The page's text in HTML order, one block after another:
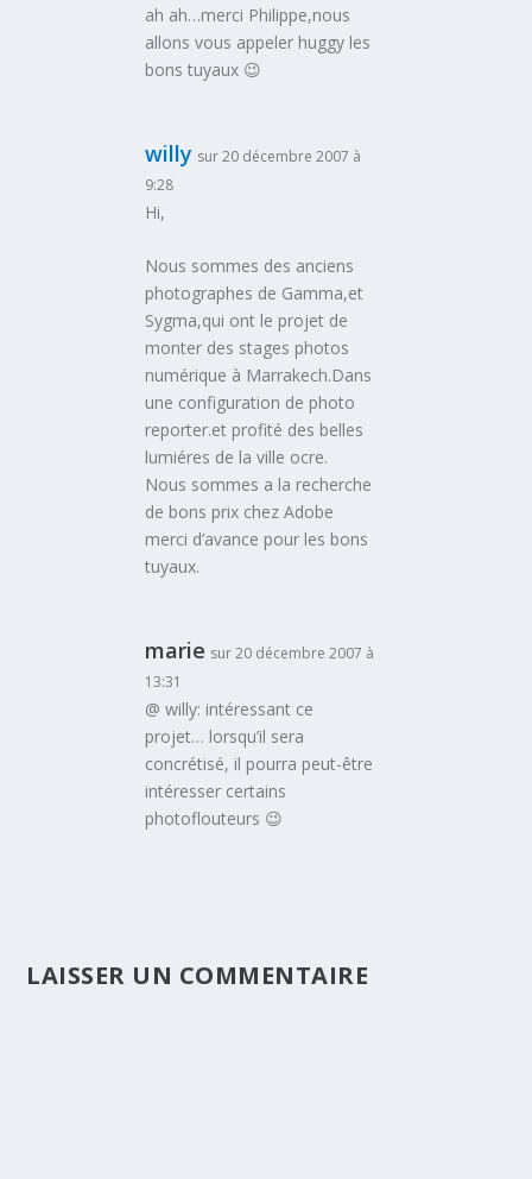
ah ah…merci Philippe,nous
allons vous appeler huggy les
bons tuyaux 😉
willy sur 20 décembre 2007 à
9:28
Hi,
Nous sommes des anciens
photographes de Gamma,et
Sygma,qui ont le projet de
monter des stages photos
numérique à Marrakech.Dans
une configuration de photo
reporter.et profité des belles
lumiéres de la ville ocre.
Nous sommes a la recherche
de bons prix chez Adobe
merci d’avance pour les bons
tuyaux.
marie sur 20 décembre 2007 à
13:31
@ willy: intéressant ce
projet… lorsqu’il sera
concrétisé, il pourra peut-être
intéresser certains
photoflouteurs 😉
LAISSER UN COMMENTAIRE